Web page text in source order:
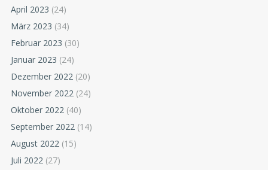
April 2023 (24)
März 2023 (34)
Februar 2023 (30)
Januar 2023 (24)
Dezember 2022 (20)
November 2022 (24)
Oktober 2022 (40)
September 2022 (14)
August 2022 (15)
Juli 2022 (27)